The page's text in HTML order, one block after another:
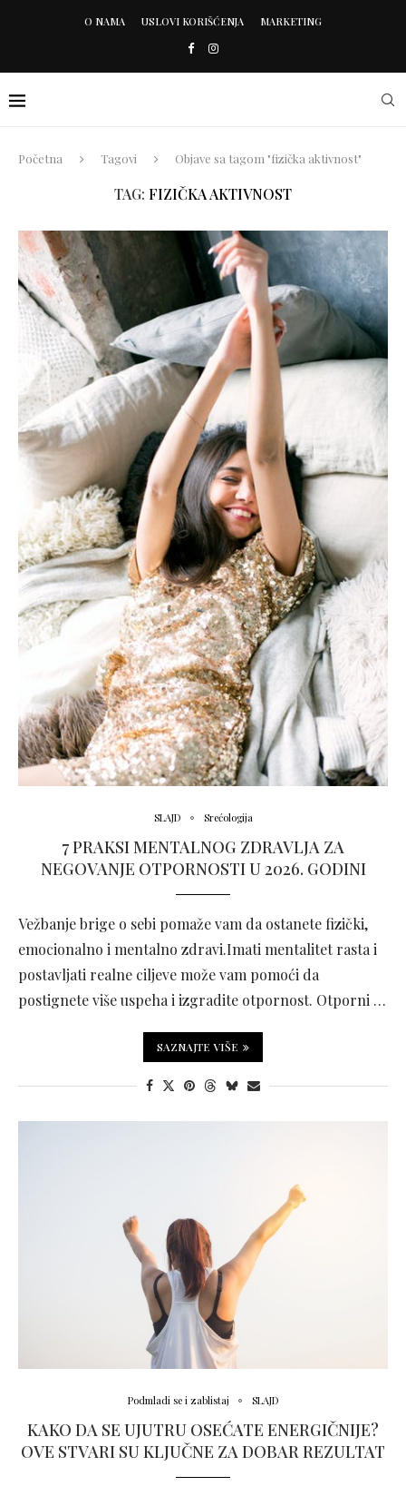
O NAMA USLOVI KORIŠĆENJA MARKETING
Početna Tagovi Objave sa tagom "fizička aktivnost"
TAG: FIZIČKA AKTIVNOST
SLAJD Srećologija
7 PRAKSI MENTALNOG ZDRAVLJA ZA
NEGOVANJE OTPORNOSTI U 2026. GODINI
Vežbanje brige o sebi pomaže vam da ostanete fizički,
emocionalno i mentalno zdravi.Imati mentalitet rasta i
postavljati realne ciljeve može vam pomoći da
postignete više uspeha i izgradite otpornost. Otporni …
SAZNAJTE VIŠE
Podmladi se i zablistaj SLAJD
KAKO DA SE UJUTRU OSEĆATE ENERGIČNIJE?
OVE STVARI SU KLJUČNE ZA DOBAR REZULTAT